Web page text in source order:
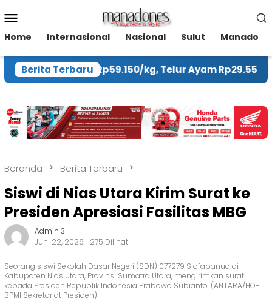
ke
kontenMobile
Home Internasional Nasional Sulut Manado
Berita Terbaru
Cabai Rawit Rp59.150/kg, Telur Ayam Rp29.550/kg
Beranda Berita Terbaru
Siswi di Nias Utara Kirim Surat ke
Presiden Apresiasi Fasilitas MBG
Admin 3
Juni 22, 2026
275 Dilihat
Seorang siswi Sekolah Dasar Negeri (SDN) 077279 Siofabanua di
Kabupaten Nias Utara, Provinsi Sumatra Utara, mengirimkan surat
kepada Presiden Republik Indonesia Prabowo Subianto. (ANTARA/HO-
BPMI Sekretariat Presiden)